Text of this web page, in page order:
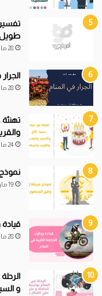
28 مايو 2026
28 مايو 2026
24 مارس 2022
19 مارس 2023
قيادة
28 مايو 2026
و